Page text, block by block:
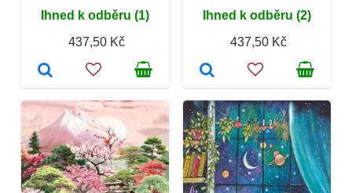
Ihned k odběru (1)
437,50 Kč
Ihned k odběru (2)
437,50 Kč